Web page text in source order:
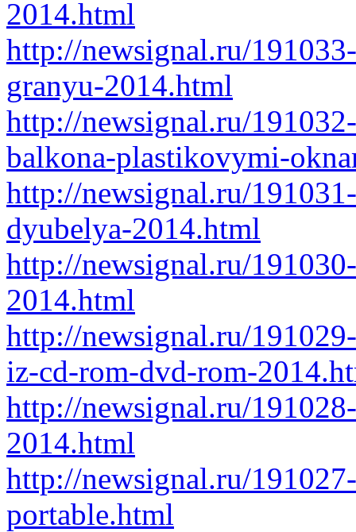
2014.html
http://newsignal.ru/
granyu-2014.html
http://newsignal.ru/
balkona-plastikovymi-
http://newsignal.ru/
dyubelya-2014.html
http://newsignal.ru/
2014.html
http://newsignal.ru/
iz-cd-rom-dvd-rom-
http://newsignal.ru/
2014.html
http://newsignal.ru/
portable.html